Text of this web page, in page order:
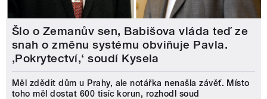
Šlo o Zemanův sen, Babišova vláda teď ze
snah o změnu systému obviňuje Pavla.
‚Pokrytectví,‘ soudí Kysela
Měl zdědit dům u Prahy, ale notářka nenašla závěť. Místo
toho měl dostat 600 tisíc korun, rozhodl soud